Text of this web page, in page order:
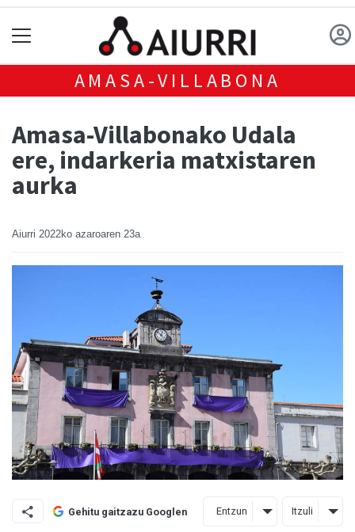
AMASA-VILLABONA
Amasa-Villabonako Udala
ere, indarkeria matxistaren
aurka
Aiurri 2022ko azaroaren 23a
Gehitu gaitzazu Googlen Entzun Itzuli